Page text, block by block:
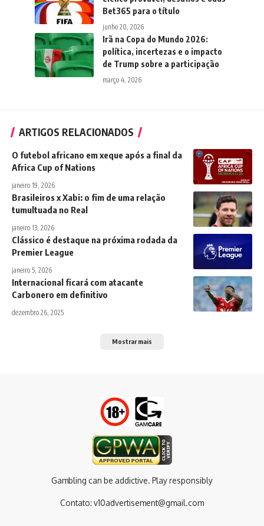
Bet365 para o título
junho 20, 2026
Irã na Copa do Mundo 2026:
política, incertezas e o impacto
de Trump sobre a participação
março 4, 2026
ARTIGOS RELACIONADOS
O futebol africano em xeque após a final da
Africa Cup of Nations
janeiro 19, 2026
Brasileiros x Xabi: o fim de uma relação
tumultuada no Real
janeiro 13, 2026
Clássico é destaque na próxima rodada da
Premier League
janeiro 5, 2026
Internacional ficará com atacante
Carbonero em definitivo
dezembro 26, 2025
Mostrar mais
Gambling can be addictive. Play responsibly
Contato: v10advertisement@gmail.com